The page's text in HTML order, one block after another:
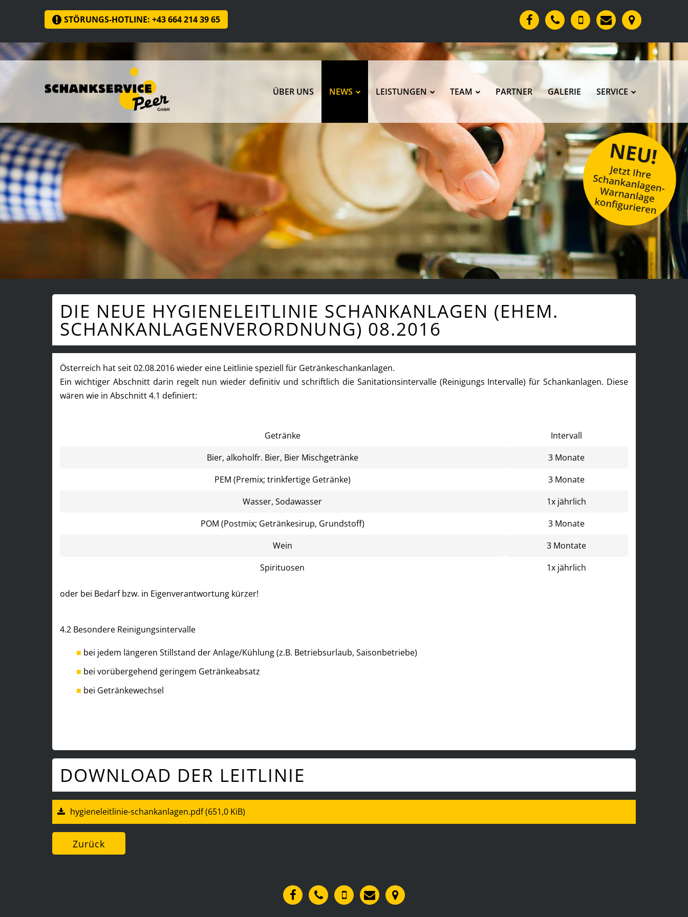
STÖRUNGS-HOTLINE: +43 664 214 39 65
ÜBER UNS NEWS LEISTUNGEN TEAM PARTNER GALERIE SERVICE
DIE NEUE HYGIENELEITLINIE SCHANKANLAGEN (EHEM.
SCHANKANLAGENVERORDNUNG) 08.2016
Österreich hat seit 02.08.2016 wieder eine Leitlinie speziell für Getränkeschankanlagen.
Ein wichtiger Abschnitt darin regelt nun wieder definitiv und schriftlich die Sanitationsintervalle (Reinigungs Intervalle) für Schankanlagen. Diese
wären wie in Abschnitt 4.1 definiert:
Getränke
Intervall
Bier, alkoholfr. Bier, Bier Mischgetränke
3 Monate
PEM (Premix; trinkfertige Getränke)
3 Monate
Wasser, Sodawasser
1x jährlich
POM (Postmix; Getränkesirup, Grundstoff)
3 Monate
Wein
3 Montate
Spirituosen
1x jährlich
oder bei Bedarf bzw. in Eigenverantwortung kürzer!
4.2 Besondere Reinigungsintervalle
bei jedem längeren Stillstand der Anlage/Kühlung (z.B. Betriebsurlaub, Saisonbetriebe)
bei vorübergehend geringem Getränkeabsatz
bei Getränkewechsel
DOWNLOAD DER LEITLINIE
hygieneleitlinie-schankanlagen.pdf(651,0 KiB)
Zurück